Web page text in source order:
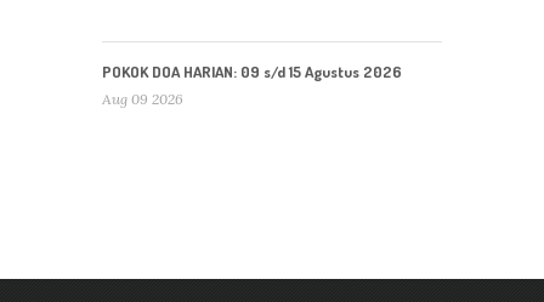
POKOK DOA HARIAN: 09 s/d 15 Agustus 2026
Aug 09 2026